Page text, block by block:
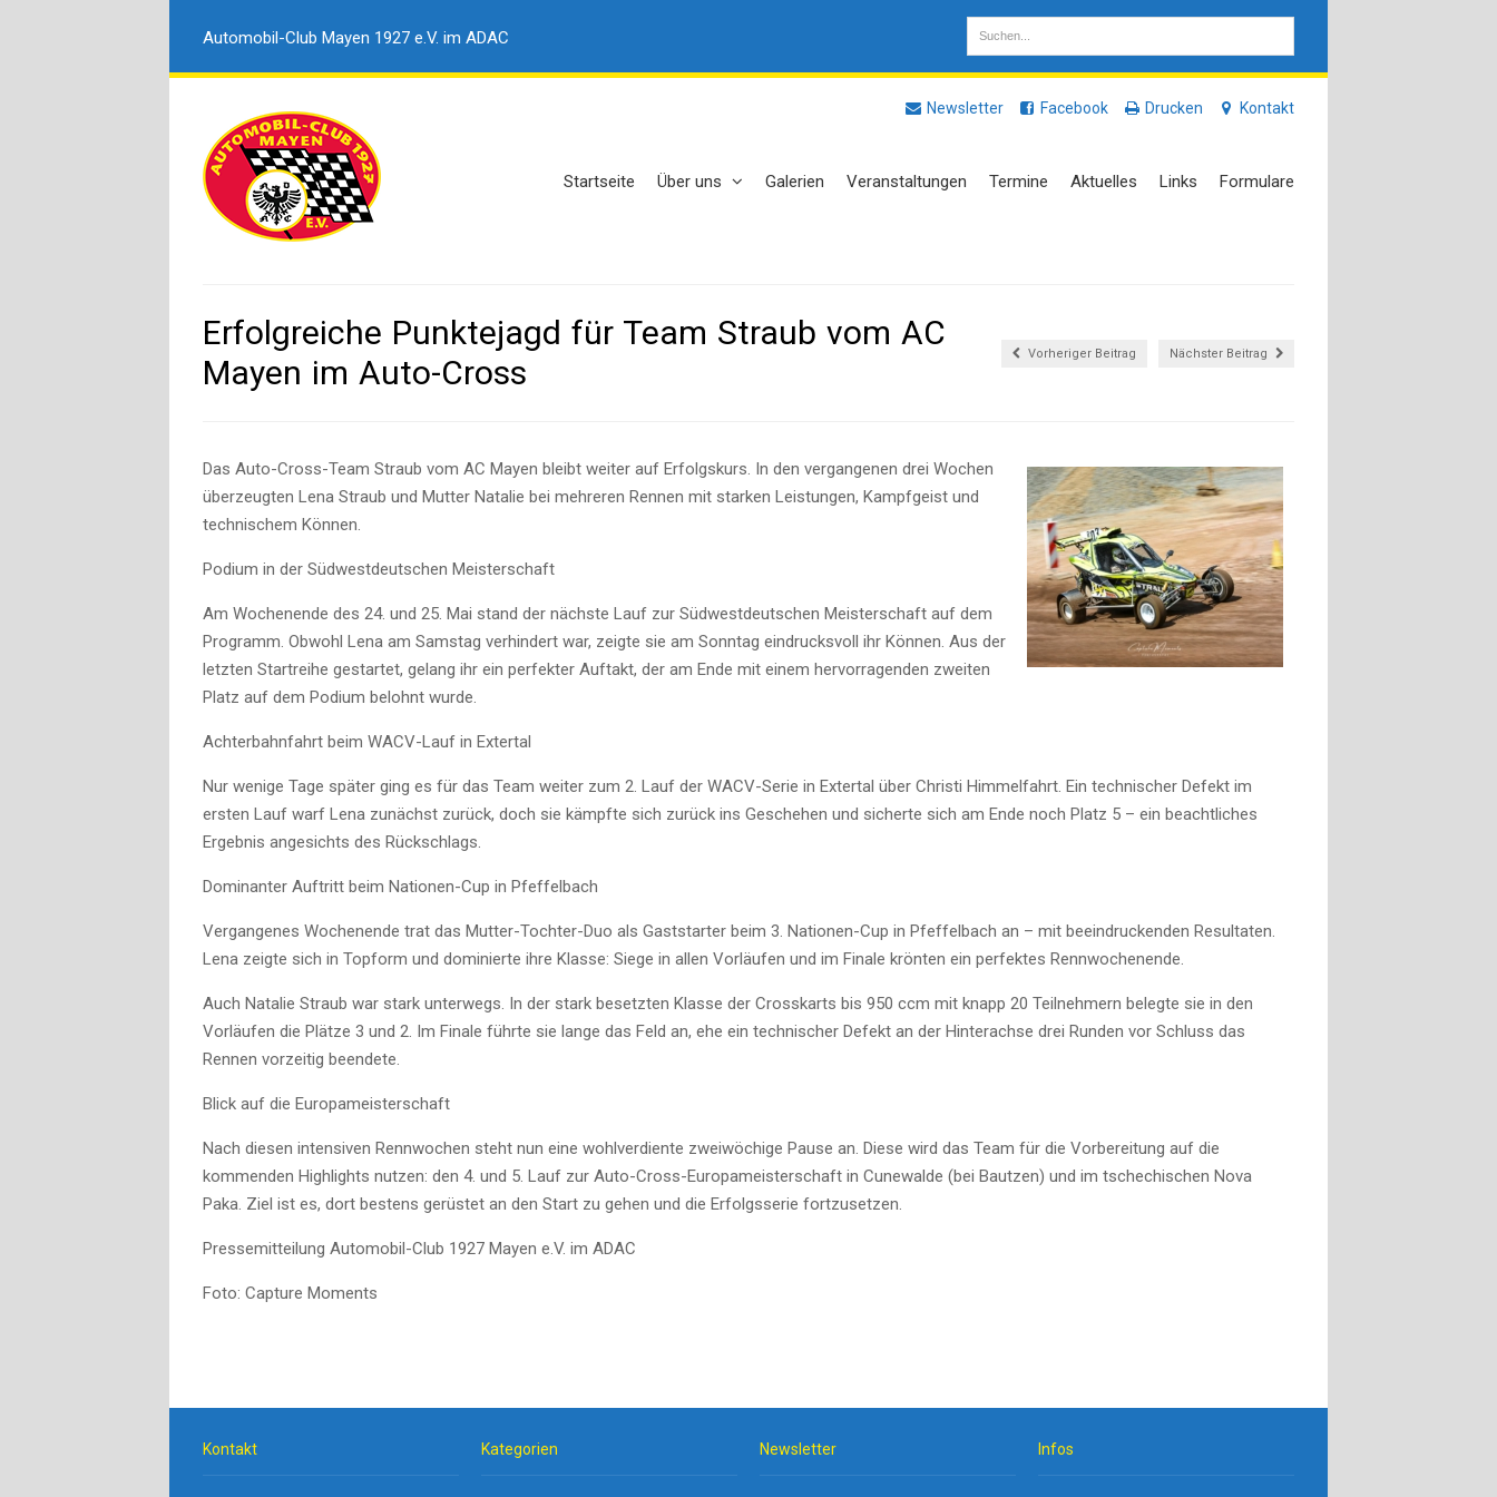
Automobil-Club Mayen 1927 e.V. im ADAC
Newsletter Facebook Drucken Kontakt
Startseite Über uns Galerien Veranstaltungen Termine Aktuelles Links Formulare
Erfolgreiche Punktejagd für Team Straub vom AC
Mayen im Auto-Cross
Vorheriger Beitrag Nächster Beitrag
Das Auto-Cross-Team Straub vom AC Mayen bleibt weiter auf Erfolgskurs. In den vergangenen drei Wochen
überzeugten Lena Straub und Mutter Natalie bei mehreren Rennen mit starken Leistungen, Kampfgeist und
technischem Können.
Podium in der Südwestdeutschen Meisterschaft
Am Wochenende des 24. und 25. Mai stand der nächste Lauf zur Südwestdeutschen Meisterschaft auf dem
Programm. Obwohl Lena am Samstag verhindert war, zeigte sie am Sonntag eindrucksvoll ihr Können. Aus der
letzten Startreihe gestartet, gelang ihr ein perfekter Auftakt, der am Ende mit einem hervorragenden zweiten
Platz auf dem Podium belohnt wurde.
Achterbahnfahrt beim WACV-Lauf in Extertal
Nur wenige Tage später ging es für das Team weiter zum 2. Lauf der WACV-Serie in Extertal über Christi Himmelfahrt. Ein technischer Defekt im
ersten Lauf warf Lena zunächst zurück, doch sie kämpfte sich zurück ins Geschehen und sicherte sich am Ende noch Platz 5 – ein beachtliches
Ergebnis angesichts des Rückschlags.
Dominanter Auftritt beim Nationen-Cup in Pfeffelbach
Vergangenes Wochenende trat das Mutter-Tochter-Duo als Gaststarter beim 3. Nationen-Cup in Pfeffelbach an – mit beeindruckenden Resultaten.
Lena zeigte sich in Topform und dominierte ihre Klasse: Siege in allen Vorläufen und im Finale krönten ein perfektes Rennwochenende.
Auch Natalie Straub war stark unterwegs. In der stark besetzten Klasse der Crosskarts bis 950 ccm mit knapp 20 Teilnehmern belegte sie in den
Vorläufen die Plätze 3 und 2. Im Finale führte sie lange das Feld an, ehe ein technischer Defekt an der Hinterachse drei Runden vor Schluss das
Rennen vorzeitig beendete.
Blick auf die Europameisterschaft
Nach diesen intensiven Rennwochen steht nun eine wohlverdiente zweiwöchige Pause an. Diese wird das Team für die Vorbereitung auf die
kommenden Highlights nutzen: den 4. und 5. Lauf zur Auto-Cross-Europameisterschaft in Cunewalde (bei Bautzen) und im tschechischen Nova
Paka. Ziel ist es, dort bestens gerüstet an den Start zu gehen und die Erfolgsserie fortzusetzen.
Pressemitteilung Automobil-Club 1927 Mayen e.V. im ADAC
Foto: Capture Moments
Kontakt Kategorien Newsletter Infos